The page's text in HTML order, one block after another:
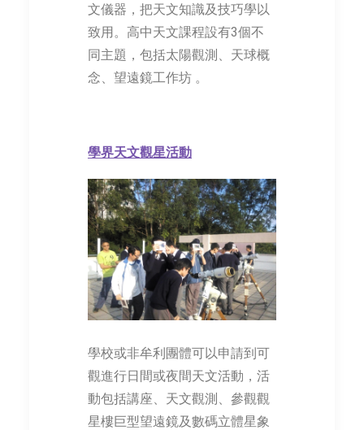
文儀器，把天文知識及技巧學以
致用。高中天文課程設有3個不
同主題，包括太陽觀測、天球概
念、望遠鏡工作坊 。
學界天文觀星活動
學校或非牟利團體可以申請到可
觀進行日間或夜間天文活動，活
動包括講座、天文觀測、參觀觀
星樓巨型望遠鏡及數碼立體星象